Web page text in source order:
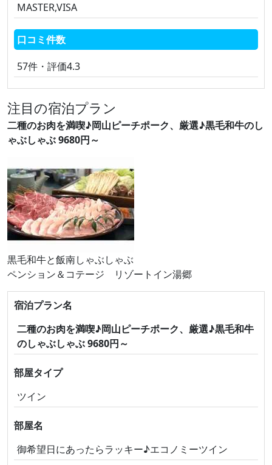
MASTER,VISA
口コミ件数
57件・評価4.3
注目の宿泊プラン
二種のお肉を満喫♪岡山ピーチポーク、厳選♪黒毛和牛のし
ゃぶしゃぶ 9680円～
黒毛和牛と飯南しゃぶしゃぶ
ペンション＆コテージ リゾートイン湯郷
宿泊プラン名
二種のお肉を満喫♪岡山ピーチポーク、厳選♪黒毛和牛
のしゃぶしゃぶ 9680円～
部屋タイプ
ツイン
部屋名
御希望日にあったらラッキー♪エコノミーツイン